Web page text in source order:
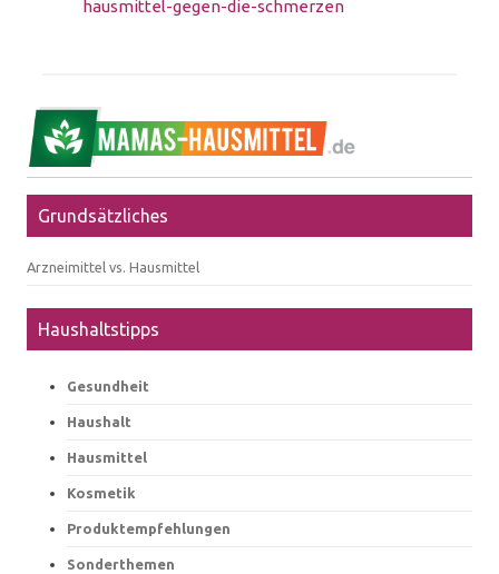
hausmittel-gegen-die-schmerzen
Grundsätzliches
Arzneimittel vs. Hausmittel
Haushaltstipps
Gesundheit
Haushalt
Hausmittel
Kosmetik
Produktempfehlungen
Sonderthemen